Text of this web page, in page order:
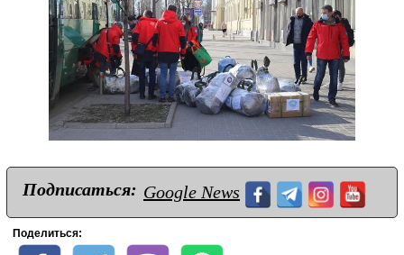
Подписаться: Google News
Поделиться: